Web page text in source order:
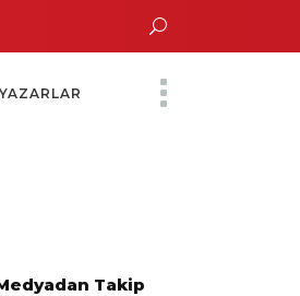
Yoko Ono Sergisi Özel Bir Davetle Açıldı
YAZARLAR
Takip